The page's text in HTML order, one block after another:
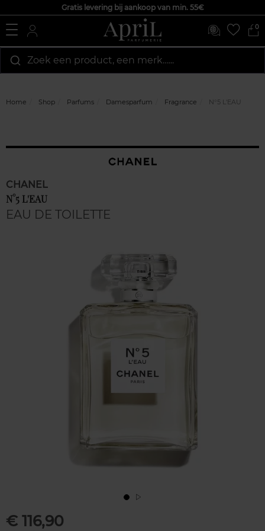
Gratis levering bij aankoop van min. 55€
0
Zoek een product, een merk…...
Home Shop Parfums Damesparfum Fragrance N°5 L'EAU
CHANEL
N°5 L'EAU
EAU DE TOILETTE
€ 116,90